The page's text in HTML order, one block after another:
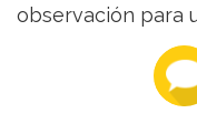
observación para